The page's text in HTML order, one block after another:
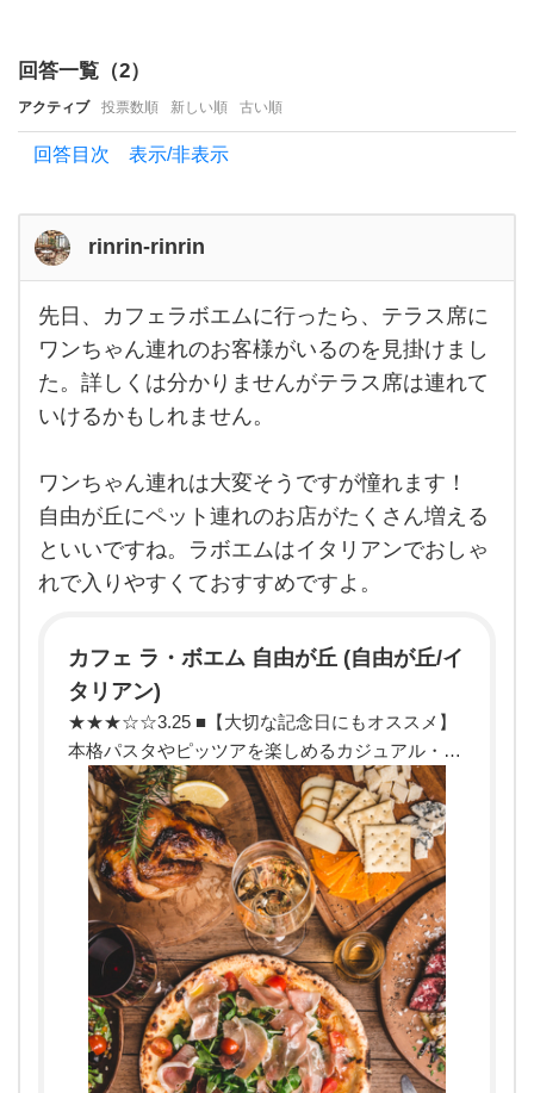
お店
を
た
く
ん
回答一覧（2）
アクティブ 投票数順 新しい順 古い順
回答目次 表示/非表示
rinrin-rinrin
先
日、
ェラ
ボエ
ムに
ら、
ス席
にワ
ンち
ゃん
連れ
がい
るの
を見
まし
た。
先日、カフェラボエムに行ったら、テラス席に
ワンちゃん連れのお客様がいるのを見掛けまし
た。詳しくは分かりませんがテラス席は連れて
いけるかもしれません。
ワンちゃん連れは大変そうですが憧れます！
自由が丘にペット連れのお店がたくさん増える
といいですね。ラボエムはイタリアンでおしゃ
れで入りやすくておすすめですよ。
カフェ ラ・ボエム 自由が丘 (自由が丘/イ
タリアン)
★★★☆☆3.25 ■【大切な記念日にもオススメ】
本格パスタやピッツアを楽しめるカジュアル・イ
タリアン ■予算(夜):￥3,000～￥3,999